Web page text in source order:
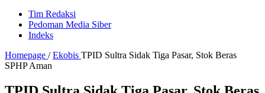
Tim Redaksi
Pedoman Media Siber
Indeks
Homepage / Ekobis TPID Sultra Sidak Tiga Pasar, Stok Beras
SPHP Aman